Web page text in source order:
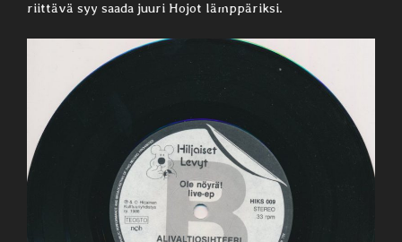
riittävä syy saada juuri Hojot lämppäriksi.